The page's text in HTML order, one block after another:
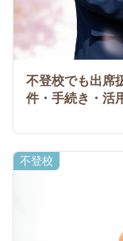
不登校でも出席
件・手続き・活
不登校